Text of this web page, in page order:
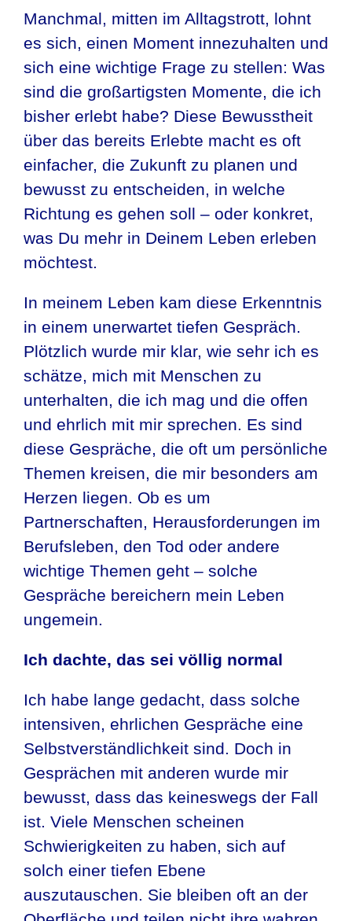
Manchmal, mitten im Alltagstrott, lohnt
es sich, einen Moment innezuhalten und
sich eine wichtige Frage zu stellen: Was
sind die großartigsten Momente, die ich
bisher erlebt habe? Diese Bewusstheit
über das bereits Erlebte macht es oft
einfacher, die Zukunft zu planen und
bewusst zu entscheiden, in welche
Richtung es gehen soll – oder konkret,
was Du mehr in Deinem Leben erleben
möchtest.
In meinem Leben kam diese Erkenntnis
in einem unerwartet tiefen Gespräch.
Plötzlich wurde mir klar, wie sehr ich es
schätze, mich mit Menschen zu
unterhalten, die ich mag und die offen
und ehrlich mit mir sprechen. Es sind
diese Gespräche, die oft um persönliche
Themen kreisen, die mir besonders am
Herzen liegen. Ob es um
Partnerschaften, Herausforderungen im
Berufsleben, den Tod oder andere
wichtige Themen geht – solche
Gespräche bereichern mein Leben
ungemein.
Ich dachte, das sei völlig normal
Ich habe lange gedacht, dass solche
intensiven, ehrlichen Gespräche eine
Selbstverständlichkeit sind. Doch in
Gesprächen mit anderen wurde mir
bewusst, dass das keineswegs der Fall
ist. Viele Menschen scheinen
Schwierigkeiten zu haben, sich auf
solch einer tiefen Ebene
auszutauschen. Sie bleiben oft an der